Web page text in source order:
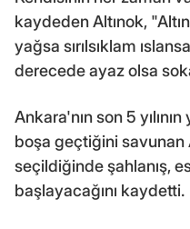
kaydeden Altınok,
yağsa sırılsıklam
derecede ayaz olsa
Ankara'nın son 5
boşa geçtiğini savunan
seçildiğinde şahlanış,
başlayacağını kaydetti.